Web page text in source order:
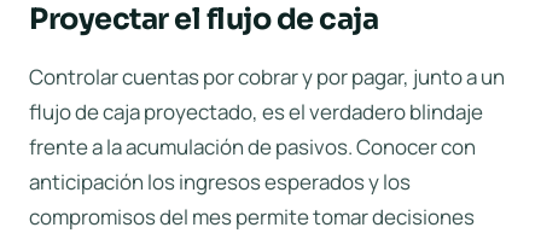
Proyectar el flujo de caja
Controlar cuentas por cobrar y por pagar, junto a un
flujo de caja proyectado, es el verdadero blindaje
frente a la acumulación de pasivos. Conocer con
anticipación los ingresos esperados y los
compromisos del mes permite tomar decisiones